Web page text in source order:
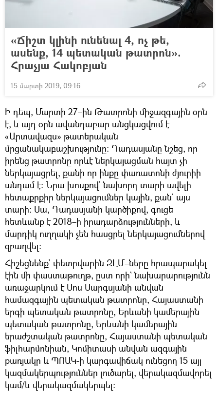
«Ճիշտ կլինի ունենալ 4, ոչ թե,
ասենք, 14 պետական թատրոն».
Հրաչյա Հակոբյան
15 մարտի 2019, 09:16
Ի դեպ, Մարտի 27–ին Թատրոնի միջազգային օրն
է, և այդ օրն ավանդաբար անցկացվում է
«Արտավազս» թատերական
մրցանակաբաշխությունը։ Դադասյանը նշեց, որ
իրենց թատրոնը որևէ ներկայացման հայտ չի
ներկայացրել, քանի որ ինքը փառատոնի ժյուրիի
անդամ է։ Նրա խոսքով` նախորդ տարի ավելի
հետաքրքիր ներկայացումներ կային, քան` այս
տարի։ Սա, Դադասյանի կարծիքով, գուցե
հետևանք է 2018–ի իրադարձությունների, և
մարդիկ ուղղակի չեն հասցրել ներկայացումներով
զբաղվել։
Հիշեցնենք` փետրվարին ԶԼՄ–ները հրապարակել
էին մի փաստաթուղթ, ըստ որի` նախարարությունն
առաջարկում է Սոս Սարգսյանի անվան
համազգային պետական թատրոնը, Հայաստանի
երգի պետական թատրոնը, Երևանի կամերային
պետական թատրոնը, Երևանի կամերային
երաժշտական թատրոնը, Հայաստանի պետական
ֆիլհարմոնիան, Կոմիտասի անվան ազգային
քառյակը և ՊՈԱԿ-ի կարգավիճակ ունեցող 15 այլ
կազմակերպություններ լուծարել, վերակազմավորել
կամ/և վերակազմակերպել: